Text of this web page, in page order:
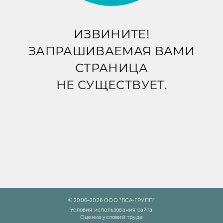
ИЗВИНИТЕ!
ЗАПРАШИВАЕМАЯ ВАМИ
СТРАНИЦА
НЕ СУЩЕСТВУЕТ.
© 2006–2026 ООО "БСА-ГРУПП"
Условия использования сайта
Оценка условий труда